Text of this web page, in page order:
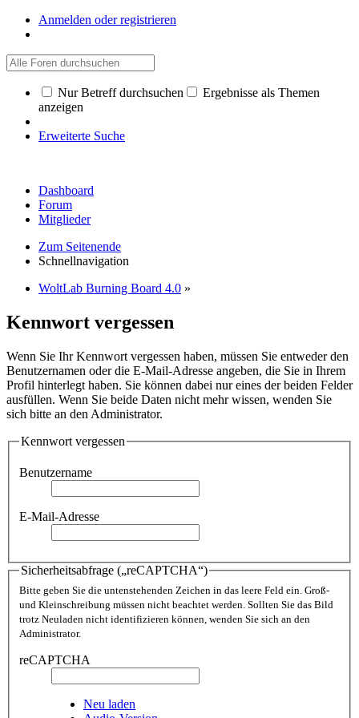
Anmelden oder registrieren
Nur Betreff durchsuchen
Ergebnisse als Themen
anzeigen
Erweiterte Suche
Dashboard
Forum
Mitglieder
Zum Seitenende
Schnellnavigation
WoltLab Burning Board 4.0 »
Kennwort vergessen
Wenn Sie Ihr Kennwort vergessen haben, müssen Sie entweder den
Benutzernamen oder die E-Mail-Adresse angeben, die Sie in Ihrem
Profil hinterlegt haben. Sie können dabei nur eines der beiden Felder
ausfüllen. Wenn Sie beide Daten nicht mehr wissen, wenden Sie
sich bitte an den Administrator.
Kennwort vergessen
Benutzername
E-Mail-Adresse
Sicherheitsabfrage („reCAPTCHA“)
Bitte geben Sie die untenstehenden Zeichen in das leere Feld ein. Groß-
und Kleinschreibung müssen nicht beachtet werden. Sollten Sie das Bild
trotz Neuladen nicht identifizieren können, wenden Sie sich an den
Administrator.
reCAPTCHA
Neu laden